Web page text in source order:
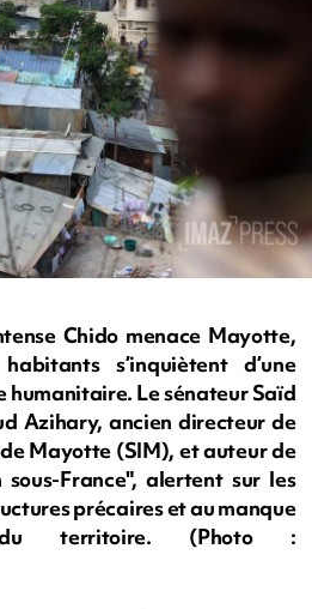
Chido menace Mayotte,
s’inquiètent d’une
Le sénateur Saïd
Azihary, ancien directeur de
Mayotte (SIM), et auteur de
France", alertent sur les
précaires et au manque
territoire. (Photo :